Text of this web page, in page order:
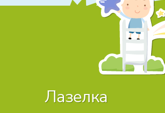
Лазелка